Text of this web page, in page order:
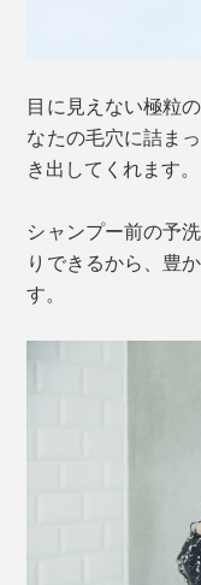
目に見えない極粒
なたの毛穴に詰ま
き出してくれます。
シャンプー前の予
りできるから、豊
す。